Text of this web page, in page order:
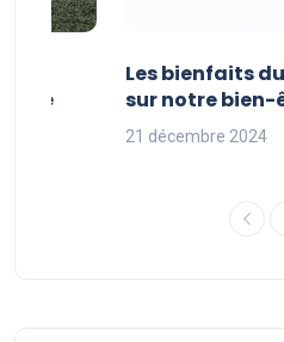
faire
Les bienfaits
sur notre bien-
21 décembre 2024